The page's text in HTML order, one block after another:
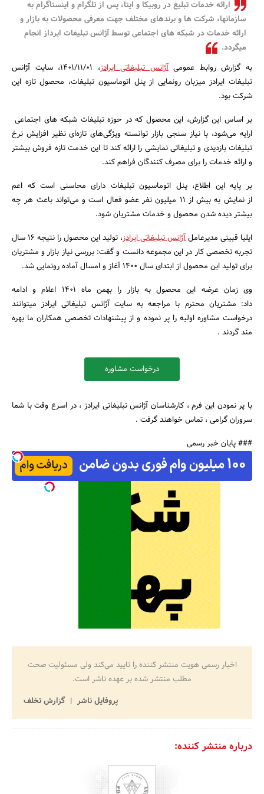
بانک، بیمه و سرمایه
جستجو
ارائه خدمات تبلیغ در روبیکا و ایتا، پس از تلگرام و اینستاگرام به
سازمانها، شرکت ها و برندهای مختلف جهت معرفی محصولات به بازار و
ارائه خدمات در شبکه های اجتماعی توسط آژانس تبلیغات ایرداز انجام
میگردد.
به گزارش روابط عمومیآژانس تبلیغاتی ایرادز
، ۱۴۰۱/۱۱/۰۱، سایت آژانس
تبلیغات ایرادز میزبان رونمایی از پنل اتوماسیون تبلیغات، محصول تازه این
شرکت بود.
بر اساس این گزارش، این محصول که در حوزه تبلیغات شبکه های اجتماعی
ارایه می‌شود، با نیاز سنجی بازار توانسته ویژگی‌های تازه‌ای نظیر افزایش نرخ
تبلیغات بازدیدی و تبلیغاتی نمایشی را ارائه کند تا این خدمت تازه فروش بیشتر
و ارائه خدمات را برای مصرف کنندگان فراهم کند.
بر پایه این اطلاع، پنل اتوماسیون تبلیغات دارای محاسنی است که اعم
از نمایش به بیش از ۱۱ میلیون نفر عضو فعال است و می‌تواند باعث هر چه
بیشتر دیده شدن محصول و خدمات مشتریان شود.
ایلیا قبیتی مدیرعاملآژانس تبلیغاتی ایرادز
، تولید این محصول را نتیجه ۱۶ سال
تجربه تخصصی کار در این مجموعه دانست و گفت: بررسی نیاز بازار و مشتریان
برای تولید این محصول از ابتدای سال ۱۴۰۰ آغاز و امسال آماده رونمایی شد.
وی زمان عرضه این محصول به بازار را بهمن ماه ۱۴۰۱ اعلام و ادامه
داد: مشتریان محترم با مراجعه به سایت آژانس تبلیغاتی ایرادز میتوانند
درخواست مشاوره اولیه را پر نموده و از پیشنهادات تخصصی همکاران ما بهره
مند گردند .
درخواست مشاوره
با پر نمودن این فرم ، کارشناسان آژانس تبلیغاتی ایرادز ، در اسرع وقت با شما
سروران گرامی ، تماس خواهند گرفت .
### پایان خبر رسمی
اخبار رسمی هویت منتشر کننده را تایید می‌کند ولی مسئولیت صحت
مطلب منتشر شده بر عهده ناشر است.
پروفایل ناشر
گزارش تخلف
درباره منتشر کننده: